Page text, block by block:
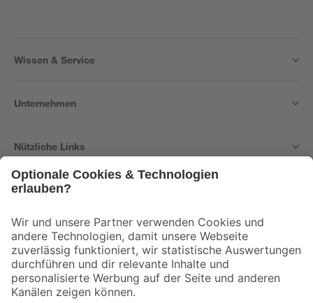
Wissen & Service
Unternehmen
Nützliche Links
Der toom Newsletter: Keine Angebote und Aktionen mehr verpassen!
Zur Newsletter Anmeldung
Folge uns